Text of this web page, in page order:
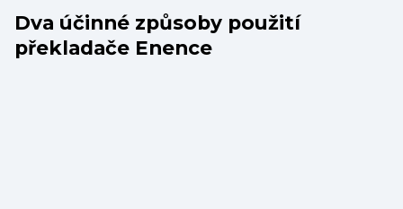
Dva účinné způsoby použití
překladače Enence